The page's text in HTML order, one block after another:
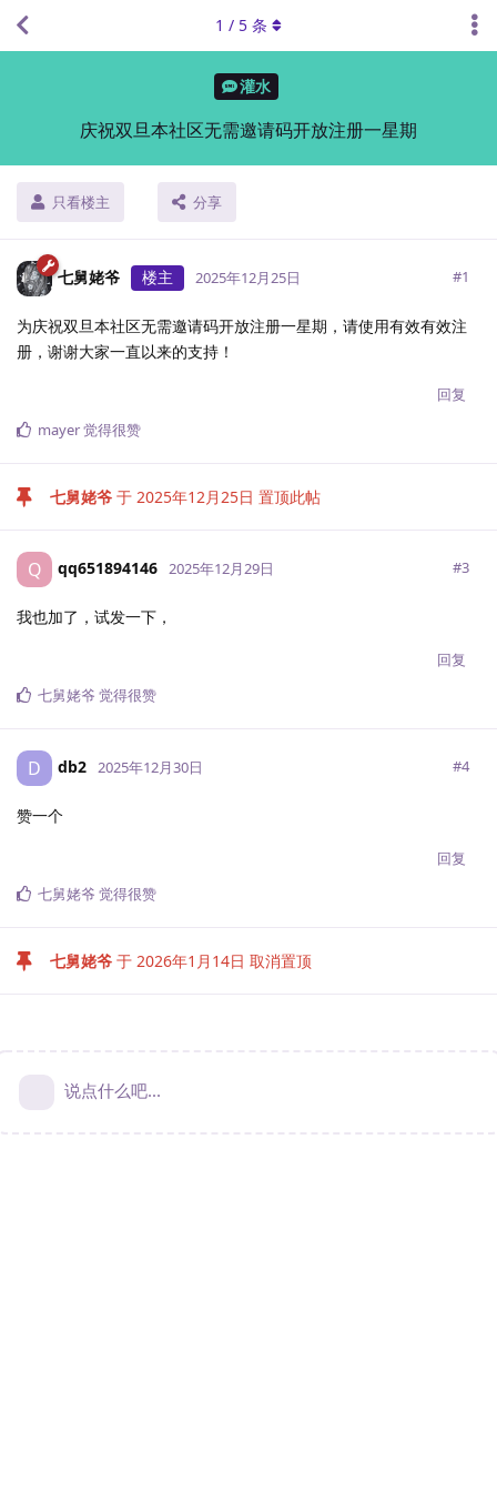
灌水
庆祝双旦本社区无需邀请码开放注册一星期
只看楼主 分享
1 / 5 条
七舅姥爷 楼主 2025年12月25日 #1
为庆祝双旦本社区无需邀请码开放注册一星期，请使用有效有效注
册，谢谢大家一直以来的支持！
回复
mayer觉得很赞
七舅姥爷 于 2025年12月25日 置顶此帖
Q qq651894146 2025年12月29日 #3
我也加了，试发一下，
回复
七舅姥爷 觉得很赞
D db2 2025年12月30日 #4
赞一个
回复
七舅姥爷 觉得很赞
七舅姥爷 于 2026年1月14日 取消置顶
说点什么吧...